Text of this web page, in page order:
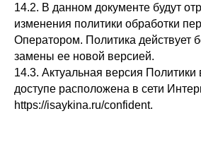
14.2. В данном документе будут
изменения политики обработки
Оператором. Политика действует
замены ее новой версией.
14.3. Актуальная версия Политики
доступе расположена в сети
https://isaykina.ru/confident.